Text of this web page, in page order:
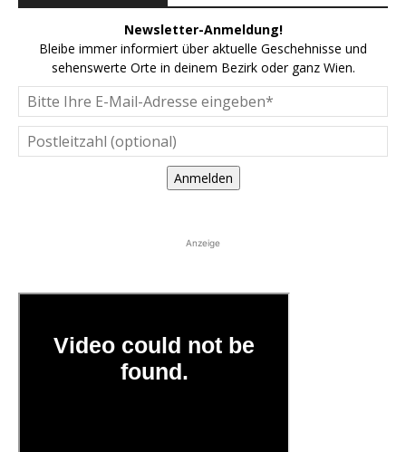
Newsletter-Anmeldung!
Bleibe immer informiert über aktuelle Geschehnisse und
sehenswerte Orte in deinem Bezirk oder ganz Wien.
Anmelden
Anzeige